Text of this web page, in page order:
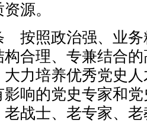
源。
照政治强、业务
构合理、专兼结合
力培养优秀党史
响的党史专家和
战士、老专家、